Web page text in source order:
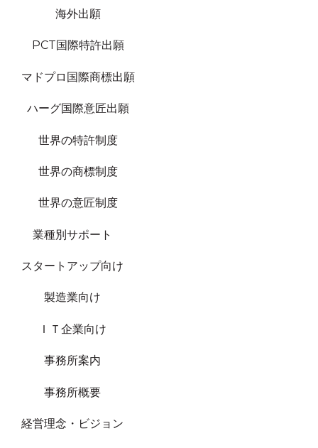
海外出願
PCT国際特許出願
マドプロ国際商標出願
ハーグ国際意匠出願
世界の特許制度
世界の商標制度
世界の意匠制度
業種別サポート
スタートアップ向け
製造業向け
ＩＴ企業向け
事務所案内
事務所概要
経営理念・ビジョン